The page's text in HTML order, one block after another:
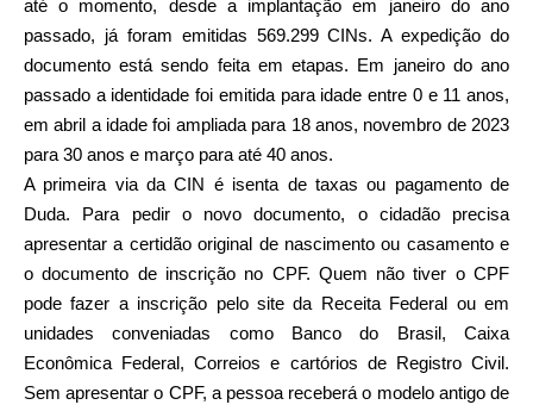
até o momento, desde a implantação em janeiro do ano
passado, já foram emitidas 569.299 CINs. A expedição do
documento está sendo feita em etapas. Em janeiro do ano
passado a identidade foi emitida para idade entre 0 e 11 anos,
em abril a idade foi ampliada para 18 anos, novembro de 2023
para 30 anos e março para até 40 anos.
A primeira via da CIN é isenta de taxas ou pagamento de
Duda. Para pedir o novo documento, o cidadão precisa
apresentar a certidão original de nascimento ou casamento e
o documento de inscrição no CPF. Quem não tiver o CPF
pode fazer a inscrição pelo site da Receita Federal ou em
unidades conveniadas como Banco do Brasil, Caixa
Econômica Federal, Correios e cartórios de Registro Civil.
Sem apresentar o CPF, a pessoa receberá o modelo antigo de